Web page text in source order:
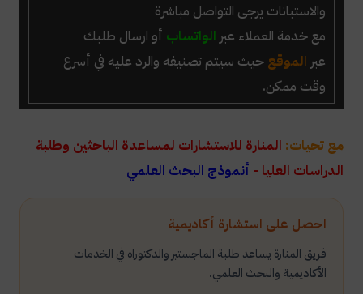
احصل على استشارة أكاديمية
فريق المنارة يساعد طلبة الماجستير والدكتوراه في الخدمات
الأكاديمية والبحث العلمي.
والاستبانات يرجى التواصل مباشرة
مع خدمة العملاء عبر الواتساب أو ارسال طلبك
عبر الموقع حيث سيتم تصنيفه والرد عليه في أسرع
وقت ممكن.
مع تحيات: المنارة للاستشارات لمساعدة الباحثين وطلبة
الدراسات العليا - أنموذج البحث العلمي